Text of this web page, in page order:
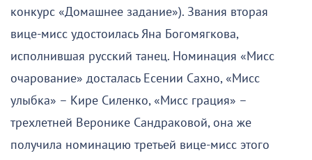
конкурс «Домашнее задание»). Звания вторая
вице-мисс удостоилась Яна Богомягкова,
исполнившая русский танец. Номинация «Мисс
очарование» досталась Есении Сахно, «Мисс
улыбка» – Кире Силенко, «Мисс грация» –
трехлетней Веронике Сандраковой, она же
получила номинацию третьей вице-мисс этого